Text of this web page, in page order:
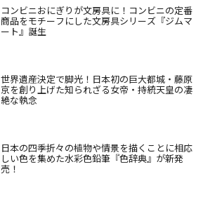
コンビニおにぎりが文房具に！コンビニの定番
商品をモチーフにした文房具シリーズ『ジムマ
ート』誕生
世界遺産決定で脚光！日本初の巨大都城・藤原
京を創り上げた知られざる女帝・持統天皇の凄
絶な執念
日本の四季折々の植物や情景を描くことに相応
しい色を集めた水彩色鉛筆『色辞典』が新発
売！